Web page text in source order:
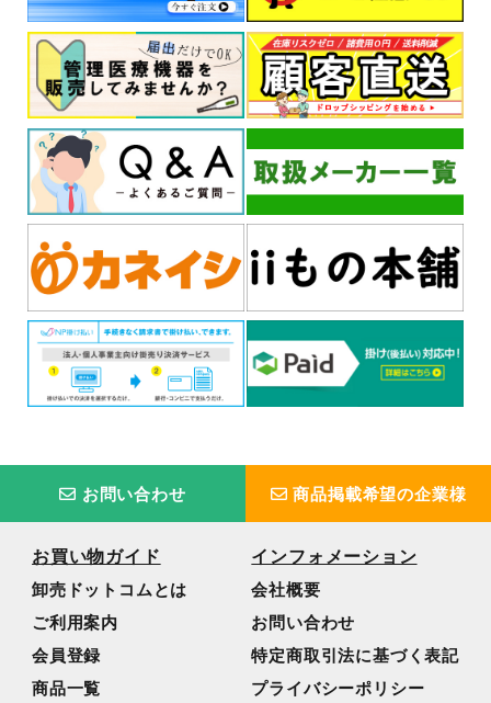
お問い合わせ 商品掲載希望の企業様
お買い物ガイド
卸売ドットコムとは
ご利用案内
会員登録
商品一覧
インフォメーション
会社概要
お問い合わせ
特定商取引法に基づく表記
プライバシーポリシー